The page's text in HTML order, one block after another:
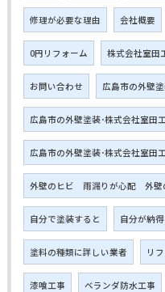
修理が必要な理由 会社概要
0円リフォーム 株式会社室田
お問い合わせ 広島市の外壁
広島市の外壁塗装･株式会社室田
広島市の外壁塗装･株式会社室田
外壁のヒビ 雨漏りが心配 外壁
自分で塗装すると 自分が納
塗料の種類に詳しい業者 リ
漆喰工事 ベランダ防水工事